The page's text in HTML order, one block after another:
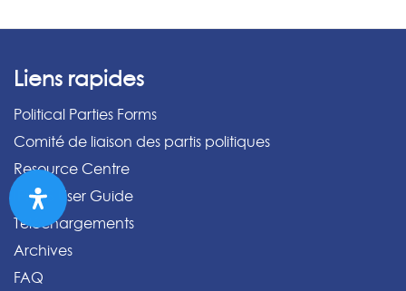
Liens rapides
Political Parties Forms
Comité de liaison des partis politiques
Resource Centre
IPPMS User Guide
Téléchargements
Archives
FAQ